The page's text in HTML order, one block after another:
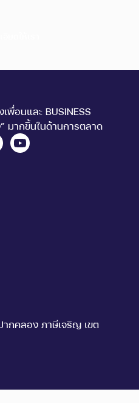
เพื่อนและ BUSINESS
มากขึ้นในด้านการตลาด
กคลอง ภาษีเจริญ เขต